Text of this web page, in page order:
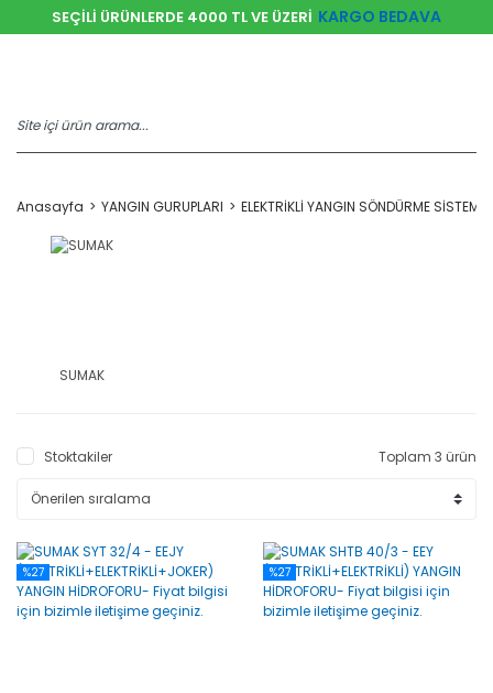
SEÇİLİ ÜRÜNLERDE 4000 TL VE ÜZERİ KARGO BEDAVA
Anasayfa YANGIN GURUPLARI ELEKTRİKLİ YANGIN SÖNDÜRME
SUMAK
Stoktakiler Toplam 3 ürün
%27 %27